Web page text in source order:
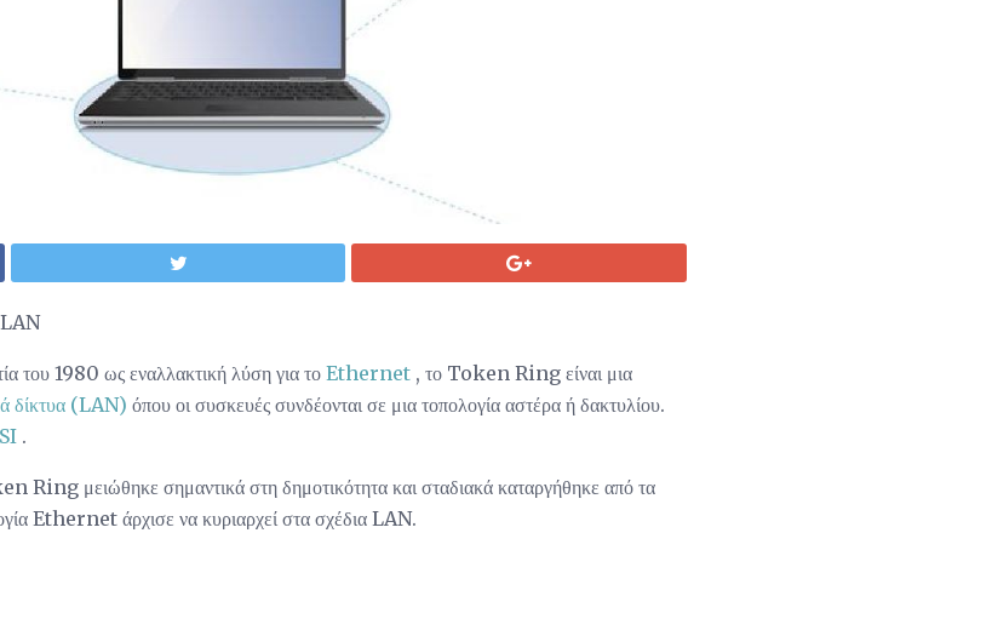
LAN
του 1980 ως εναλλακτική λύση για το Ethernet , το Token Ring είναι μια
δίκτυα (LAN) όπου οι συσκευές συνδέονται σε μια τοπολογία αστέρα ή δακτυλίου.
.
Ring μειώθηκε σημαντικά στη δημοτικότητα και σταδιακά καταργήθηκε από τα
Ethernet άρχισε να κυριαρχεί στα σχέδια LAN.